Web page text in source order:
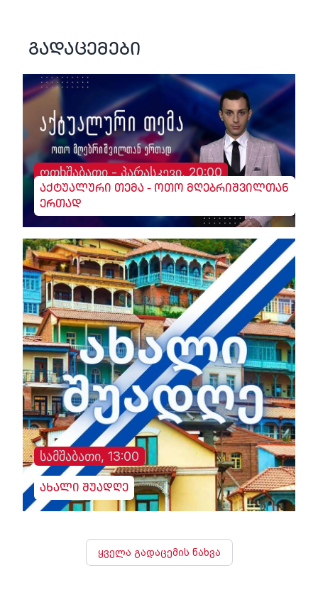
გადაცემები
ოთხშაბათი - პარასკევი, 20:00
აქტუალური თემა - ოთო მღებრიშვილთან
ერთად
სამშაბათი, 13:00
ახალი შუადღე
ყველა გადაცემის ნახვა